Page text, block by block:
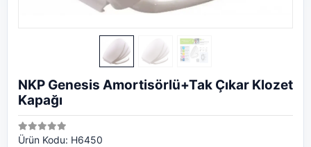
NKP Genesis Amortisörlü+Tak Çıkar Klozet
Kapağı
Ürün Kodu: H6450